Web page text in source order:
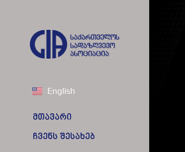
English
მთავარი
ჩვენს შესახებ